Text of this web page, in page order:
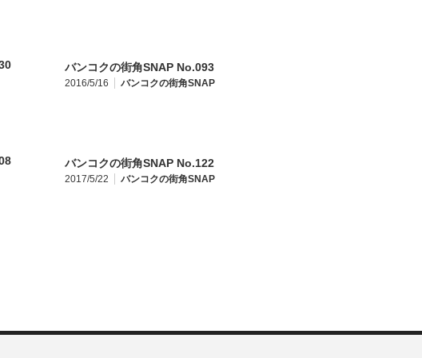
バンコクの街角SNAP No.093
2016/5/16 バンコクの街角SNAP
バンコクの街角SNAP No.122
2017/5/22 バンコクの街角SNAP